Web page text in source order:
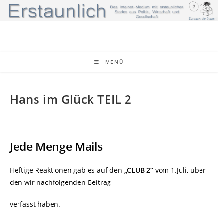
Zum
Inhalt
MENÜ
Hans im Glück TEIL 2
Jede Menge Mails
Heftige Reaktionen gab es auf den „CLUB 2“ vom 1.Juli, über
den wir nachfolgenden Beitrag
verfasst haben.